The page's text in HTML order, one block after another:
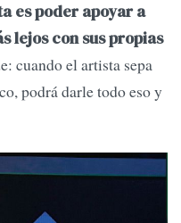
es poder apoyar a
lejos con sus propias
cuando el artista sepa
podrá darle todo eso y